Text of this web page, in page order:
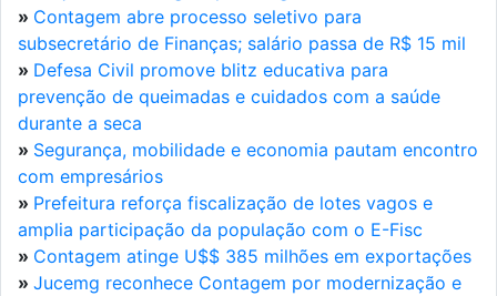
» Contagem abre processo seletivo para
subsecretário de Finanças; salário passa de R$ 15 mil
» Defesa Civil promove blitz educativa para
prevenção de queimadas e cuidados com a saúde
durante a seca
» Segurança, mobilidade e economia pautam encontro
com empresários
» Prefeitura reforça fiscalização de lotes vagos e
amplia participação da população com o E-Fisc
» Contagem atinge U$$ 385 milhões em exportações
» Jucemg reconhece Contagem por modernização e